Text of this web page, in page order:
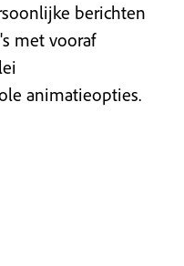
berichten
met vooraf
animatieopties.